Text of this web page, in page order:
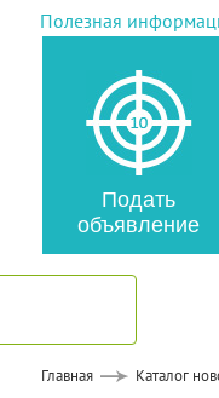
Полезная
Подать
объявление
Главная Каталог